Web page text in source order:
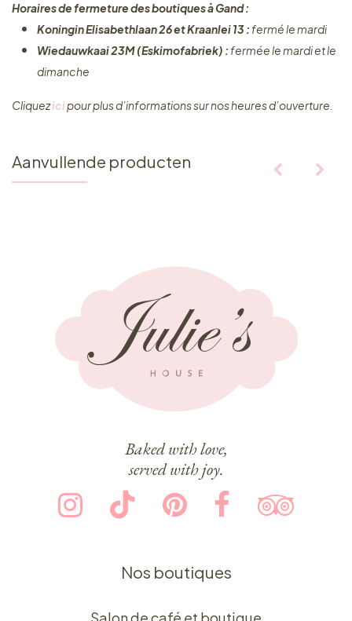
Horaires de fermeture des boutiques à Gand :
Koningin Elisabethlaan 26 et Kraanlei 13 :fermé le mardi
Wiedauwkaai 23M (Eskimofabriek) :fermée le mardi et le
dimanche
Cliquez ​icipour plus d’informations sur nos heures d’ouverture.
Aanvullende producten
Baked with love,
served with joy.
Nos boutiques